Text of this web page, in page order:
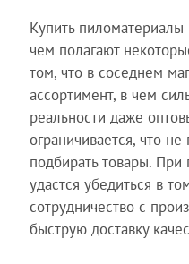
Купить
чем полагают
том, что в соседнем
ассортимент, в чем
реальности даже
ограничивается, что
подбирать товары.
удастся убедиться в
сотрудничество с
быструю доставку